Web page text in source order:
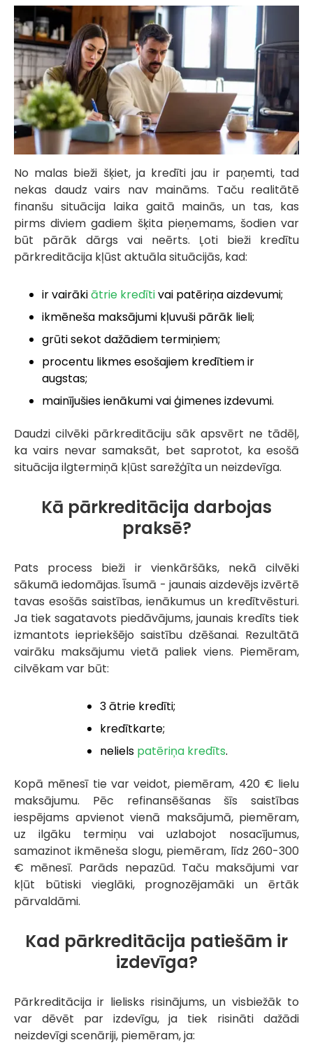
No malas bieži šķiet, ja kredīti jau ir paņemti, tad
nekas daudz vairs nav maināms. Taču realitātē
finanšu situācija laika gaitā mainās, un tas, kas
pirms diviem gadiem šķita pieņemams, šodien var
būt pārāk dārgs vai neērts. Ļoti bieži kredītu
pārkreditācija kļūst aktuāla situācijās, kad:
ir vairākiātrie kredītivai patēriņa aizdevumi;
ikmēneša maksājumi kļuvuši pārāk lieli;
grūti sekot dažādiem termiņiem;
procentu likmes esošajiem kredītiem ir
augstas;
mainījušies ienākumi vai ģimenes izdevumi.
Daudzi cilvēki pārkreditāciju sāk apsvērt ne tādēļ,
ka vairs nevar samaksāt, bet saprotot, ka esošā
situācija ilgtermiņā kļūst sarežģīta un neizdevīga.
Kā pārkreditācija darbojas
praksē?
Pats process bieži ir vienkāršāks, nekā cilvēki
sākumā iedomājas. Īsumā - jaunais aizdevējs izvērtē
tavas esošās saistības, ienākumus un kredītvēsturi.
Ja tiek sagatavots piedāvājums, jaunais kredīts tiek
izmantots iepriekšējo saistību dzēšanai. Rezultātā
vairāku maksājumu vietā paliek viens. Piemēram,
cilvēkam var būt:
3 ātrie kredīti;
kredītkarte;
neliels patēriņa kredīts.
Kopā mēnesī tie var veidot, piemēram, 420 € lielu
maksājumu. Pēc refinansēšanas šīs saistības
iespējams apvienot vienā maksājumā, piemēram,
uz ilgāku termiņu vai uzlabojot nosacījumus,
samazinot ikmēneša slogu, piemēram, līdz 260-300
€ mēnesī. Parāds nepazūd. Taču maksājumi var
kļūt būtiski vieglāki, prognozējamāki un ērtāk
pārvaldāmi.
Kad pārkreditācija patiešām ir
izdevīga?
Pārkreditācija ir lielisks risinājums, un visbiežāk to
var dēvēt par izdevīgu, ja tiek risināti dažādi
neizdevīgi scenāriji, piemēram, ja: